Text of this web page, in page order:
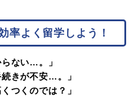
率よく留学しよう！
ない…。」
きが不安…。」
つくのでは？」